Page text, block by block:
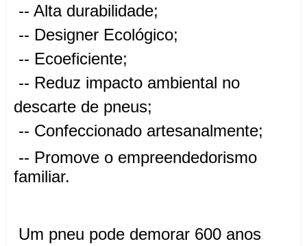
-- Alta durabilidade;
-- Designer Ecológico;
-- Ecoeficiente;
-- Reduz impacto ambiental no
descarte de pneus;
-- Confeccionado artesanalmente;
-- Promove o empreendedorismo
familiar.
Um pneu pode demorar 600 anos